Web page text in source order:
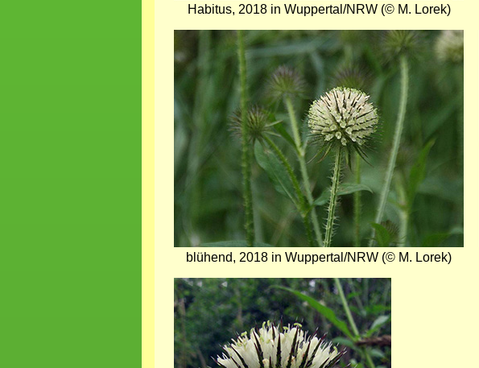
Habitus, 2018 in Wuppertal/NRW (© M. Lorek)
blühend, 2018 in Wuppertal/NRW (© M. Lorek)
Bild